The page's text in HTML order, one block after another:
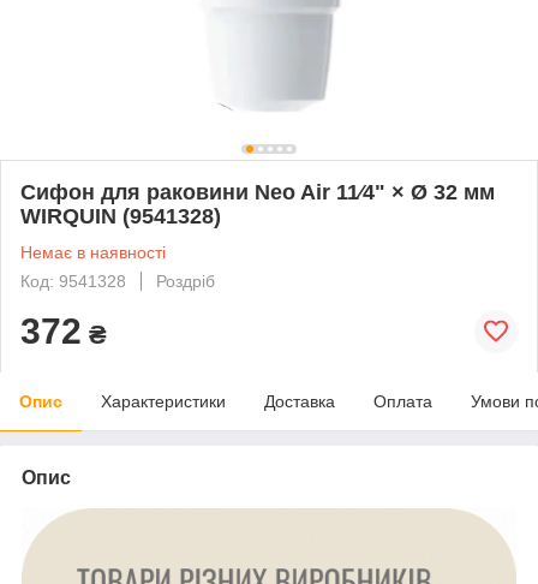
Сифон для раковини Neo Air 11⁄4" × Ø 32 мм
WIRQUIN (9541328)
Немає в наявності
Код: 9541328
Роздріб
372 ₴
Опис Характеристики Доставка Оплата Умови
Опис